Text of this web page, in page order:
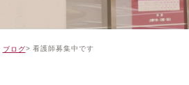
ブログ 看護師募集中です